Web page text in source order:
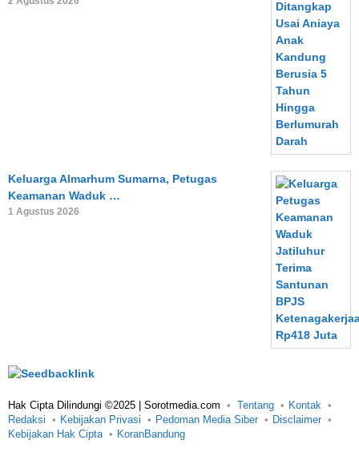
Keluarga Almarhum Sumarna, Petugas
Keamanan Waduk …
1 Agustus 2026
Hak Cipta Dilindungi ©2025 | Sorotmedia.com Tentang
Kontak
Redaksi
Kebijakan Privasi Pedoman Media Siber
Disclaimer
Kebijakan Hak Cipta
KoranBandung